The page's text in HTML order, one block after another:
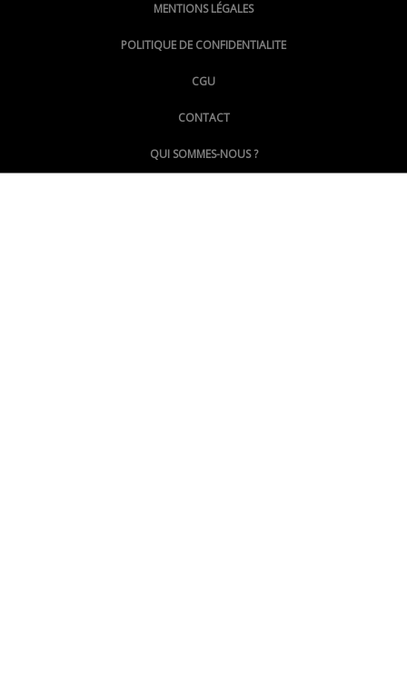
@LePoingMontpellier
MENTIONS LÉGALES
POLITIQUE DE CONFIDENTIALITE
CGU
CONTACT
QUI SOMMES-NOUS ?